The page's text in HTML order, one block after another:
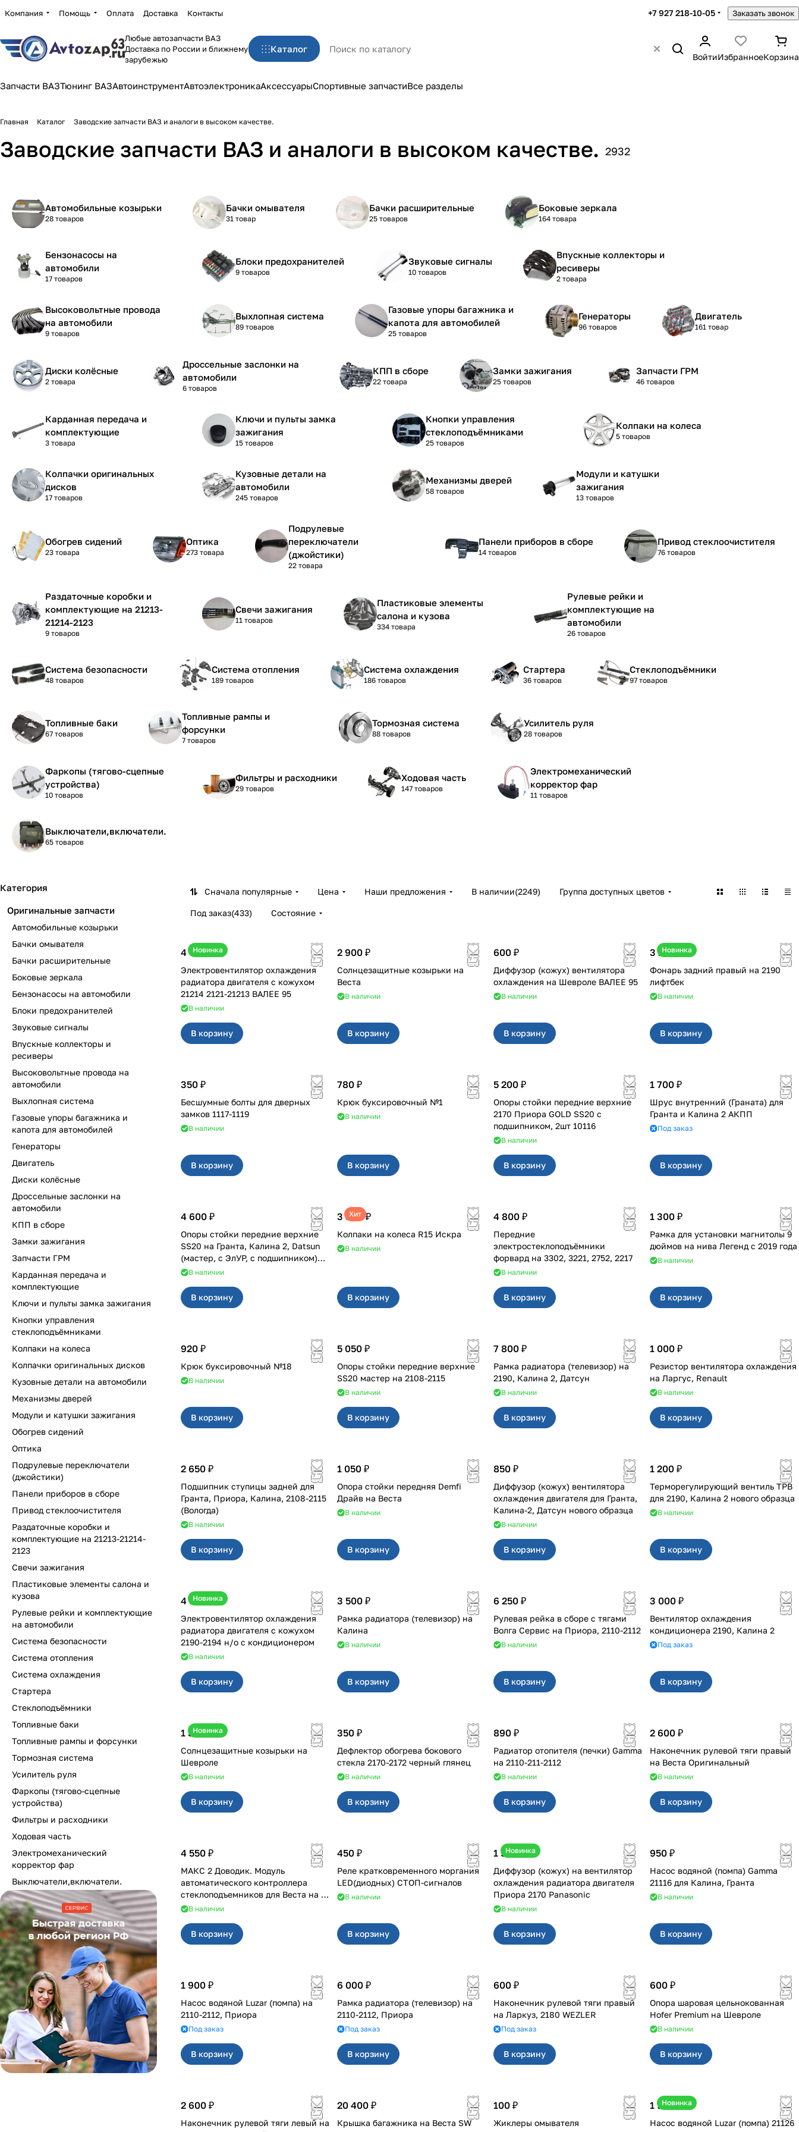
Компания Помощь Оплата Доставка Контакты +7 927 218-10-05 Заказать звонок
Любые автозапчасти ВАЗ
Доставка по России и ближнему
зарубежью
Каталог
ВойтиИзбранноеКорзина
Запчасти ВАЗТюнинг ВАЗАвтоинструментАвтоэлектроникаАксессуарыСпортивные запчастиВсе разделы
Главная Каталог Заводские запчасти ВАЗ и аналоги в высоком качестве.
Заводские запчасти ВАЗ и аналоги в высоком качестве. 2932
Автомобильные козырьки
28 товаров
Бачки омывателя
31 товар
Бачки расширительные
25 товаров
Боковые зеркала
164 товара
Бензонасосы на
автомобили
17 товаров
Блоки предохранителей
9 товаров
Звуковые сигналы
10 товаров
Впускные коллекторы и
ресиверы
2 товара
Высоковольтные провода
на автомобили
9 товаров
Выхлопная система
89 товаров
Газовые упоры багажника и
капота для автомобилей
25 товаров
Генераторы
96 товаров
Двигатель
161 товар
Диски колёсные
2 товара
Дроссельные заслонки на
автомобили
6 товаров
КПП в сборе
22 товара
Замки зажигания
25 товаров
Запчасти ГРМ
46 товаров
Карданная передача и
комплектующие
3 товара
Ключи и пульты замка
зажигания
15 товаров
Кнопки управления
стеклоподъёмниками
25 товаров
Колпаки на колеса
5 товаров
Колпачки оригинальных
дисков
17 товаров
Кузовные детали на
автомобили
245 товаров
Механизмы дверей
58 товаров
Модули и катушки
зажигания
13 товаров
Обогрев сидений
23 товара
Оптика
273 товара
Подрулевые
переключатели
(джойстики)
22 товара
Панели приборов в сборе
14 товаров
Привод стеклоочистителя
76 товаров
Раздаточные коробки и
комплектующие на 21213-
21214-2123
9 товаров
Свечи зажигания
11 товаров
Пластиковые элементы
салона и кузова
334 товара
Рулевые рейки и
комплектующие на
автомобили
26 товаров
Система безопасности
48 товаров
Система отопления
189 товаров
Система охлаждения
186 товаров
Стартера
36 товаров
Стеклоподъёмники
97 товаров
Топливные баки
67 товаров
Топливные рампы и
форсунки
7 товаров
Тормозная система
88 товаров
Усилитель руля
28 товаров
Фаркопы (тягово-сцепные
устройства)
10 товаров
Фильтры и расходники
29 товаров
Ходовая часть
147 товаров
Электромеханический
корректор фар
11 товаров
Выключатели,включатели.
65 товаров
Сначала популярные Цена Наши предложения В наличии(2249) Группа доступных цветов
Под заказ(433) Состояние
Новинка
4 600 ₽
Электровентилятор охлаждения
радиатора двигателя с кожухом
21214 2121-21213 ВАЛЕЕ 95
В наличии
В корзину
2 900 ₽
Солнцезащитные козырьки на
Веста
В наличии
В корзину
600 ₽
Диффузор (кожух) вентилятора
охлаждения на Шевроле ВАЛЕЕ 95
В наличии
В корзину
Новинка
3 100 ₽
Фонарь задний правый на 2190
лифтбек
В наличии
В корзину
350 ₽
Бесшумные болты для дверных
замков 1117-1119
В наличии
В корзину
780 ₽
Крюк буксировочный №1
В наличии
В корзину
5 200 ₽
Опоры стойки передние верхние
2170 Приора GOLD SS20 с
подшипником, 2шт 10116
В наличии
В корзину
1 700 ₽
Шрус внутренний (Граната) для
Гранта и Калина 2 АКПП
Под заказ
В корзину
4 600 ₽
Опоры стойки передние верхние
SS20 на Гранта, Калина 2, Datsun
(мастер, с ЭлУР, с подшипником)
2шт 10123
В наличии
В корзину
Хит
3 380 ₽
Колпаки на колеса R15 Искра
В наличии
В корзину
4 800 ₽
Передние
электростеклоподъёмники
форвард на 3302, 3221, 2752, 2217
В наличии
В корзину
1 300 ₽
Рамка для установки магнитолы 9
дюймов на нива Легенд с 2019 года
В наличии
В корзину
920 ₽
Крюк буксировочный №18
В наличии
В корзину
5 050 ₽
Опоры стойки передние верхние
SS20 мастер на 2108-2115
В наличии
В корзину
7 800 ₽
Рамка радиатора (телевизор) на
2190, Калина 2, Датсун
В наличии
В корзину
1 000 ₽
Резистор вентилятора охлаждения
на Ларгус, Renault
В наличии
В корзину
2 650 ₽
Подшипник ступицы задней для
Гранта, Приора, Калина, 2108-2115
(Вологда)
В наличии
В корзину
1 050 ₽
Опора стойки передняя Demfi
Драйв на Веста
В наличии
В корзину
850 ₽
Диффузор (кожух) вентилятора
охлаждения двигателя для Гранта,
Калина-2, Датсун нового образца
В наличии
В корзину
1 200 ₽
Терморегулирующий вентиль ТРВ
для 2190, Калина 2 нового образца
В наличии
В корзину
Новинка
4 550 ₽
Электровентилятор охлаждения
радиатора двигателя с кожухом
2190-2194 н/о с кондиционером
В наличии
В корзину
3 500 ₽
Рамка радиатора (телевизор) на
Калина
В наличии
В корзину
6 250 ₽
Рулевая рейка в сборе с тягами
Волга Сервис на Приора, 2110-2112
В наличии
В корзину
3 000 ₽
Вентилятор охлаждения
кондиционера 2190, Калина 2
Под заказ
В корзину
Новинка
1 350 ₽
Солнцезащитные козырьки на
Шевроле
В наличии
В корзину
350 ₽
Дефлектор обогрева бокового
стекла 2170-2172 черный глянец
В наличии
В корзину
890 ₽
Радиатор отопителя (печки) Gamma
на 2110-211-2112
В наличии
В корзину
2 600 ₽
Наконечник рулевой тяги правый
на Веста Оригинальный
В наличии
В корзину
4 550 ₽
МАКС 2 Доводик. Модуль
автоматического контроллера
стеклоподъемников для Веста на 4
двери
В наличии
В корзину
450 ₽
Реле кратковременного моргания
LED(диодных) СТОП-сигналов
В наличии
В корзину
Новинка
1 500 ₽
Диффузор (кожух) на вентилятор
охлаждения радиатора двигателя
Приора 2170 Panasonic
В наличии
В корзину
950 ₽
Насос водяной (помпа) Gamma
21116 для Калина, Гранта
В наличии
В корзину
1 900 ₽
Насос водяной Luzar (помпа) на
2110-2112, Приора
Под заказ
В корзину
6 000 ₽
Рамка радиатора (телевизор) на
2110-2112, Приора
Под заказ
В корзину
600 ₽
Наконечник рулевой тяги правый
на Ларкуз, 2180 WEZLER
Под заказ
В корзину
600 ₽
Опора шаровая цельнокованная
Hofer Premium на Шевроле
В наличии
В корзину
2 600 ₽
Наконечник рулевой тяги левый на
20 400 ₽
Крышка багажника на Веста SW
100 ₽
Жиклеры омывателя
Новинка
1 990 ₽
Насос водяной Luzar (помпа) 21126
Категория
Оригинальные запчасти
Автомобильные козырьки
Бачки омывателя
Бачки расширительные
Боковые зеркала
Бензонасосы на автомобили
Блоки предохранителей
Звуковые сигналы
Впускные коллекторы и
ресиверы
Высоковольтные провода на
автомобили
Выхлопная система
Газовые упоры багажника и
капота для автомобилей
Генераторы
Двигатель
Диски колёсные
Дроссельные заслонки на
автомобили
КПП в сборе
Замки зажигания
Запчасти ГРМ
Карданная передача и
комплектующие
Ключи и пульты замка зажигания
Кнопки управления
стеклоподъёмниками
Колпаки на колеса
Колпачки оригинальных дисков
Кузовные детали на автомобили
Механизмы дверей
Модули и катушки зажигания
Обогрев сидений
Оптика
Подрулевые переключатели
(джойстики)
Панели приборов в сборе
Привод стеклоочистителя
Раздаточные коробки и
комплектующие на 21213-21214-
2123
Свечи зажигания
Пластиковые элементы салона и
кузова
Рулевые рейки и комплектующие
на автомобили
Система безопасности
Система отопления
Система охлаждения
Стартера
Стеклоподъёмники
Топливные баки
Топливные рампы и форсунки
Тормозная система
Усилитель руля
Фаркопы (тягово-сцепные
устройства)
Фильтры и расходники
Ходовая часть
Электромеханический
корректор фар
Выключатели,включатели.